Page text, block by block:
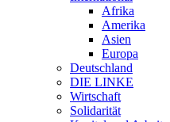
Afrika
Amerika
Asien
Europa
Deutschland
DIE LINKE
Wirtschaft
Solidarität